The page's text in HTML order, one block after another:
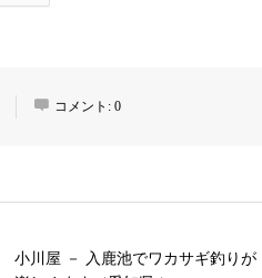
コメント: 0
小川屋 － 入鹿池でワカサギ釣りが